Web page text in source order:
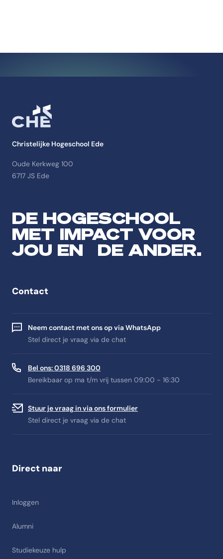
Christelijke Hogeschool Ede
Oude Kerkweg 100
6717 JS Ede
DE HOGESCHOOL
MET IMPACT VOOR
JOU EN DE ANDER.
Contact
Neem contact met ons op via WhatsApp
Stel direct je vraag via de chat
Bel ons: 0318 696 300
Bereikbaar op ma t/m vrij tussen 09:00 - 16:30
Stuur je vraag in via ons formulier
Stel direct je vraag via de chat
Direct naar
Inloggen
Alumni
Studiekeuze hulp